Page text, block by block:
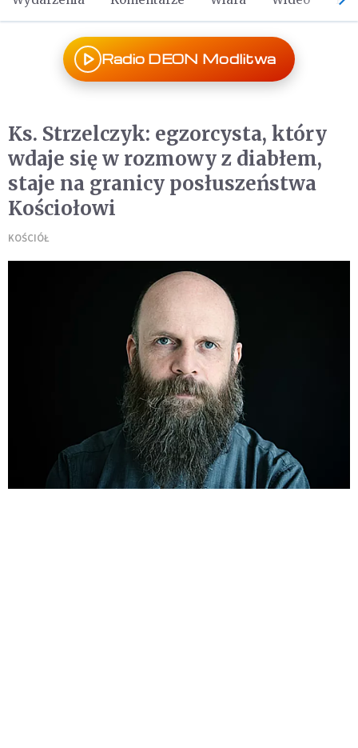
Radio DEON Modlitwa
Ks. Strzelczyk: egzorcysta, który
wdaje się w rozmowy z diabłem,
staje na granicy posłuszeństwa
Kościołowi
KOŚCIÓŁ